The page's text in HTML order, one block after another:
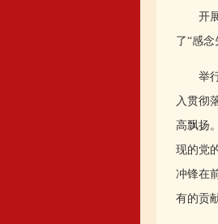
开展
了“感
举行
入贯彻
高飘扬
现的党
冲锋在
有的贡